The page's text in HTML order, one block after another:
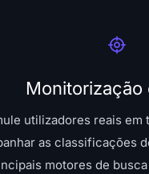
Monitorização
utilizadores reais em
as classificações
motores de